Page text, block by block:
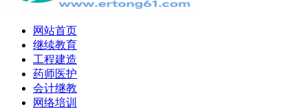
网站首页
继续教育
工程建造
药师医护
会计继教
网络培训